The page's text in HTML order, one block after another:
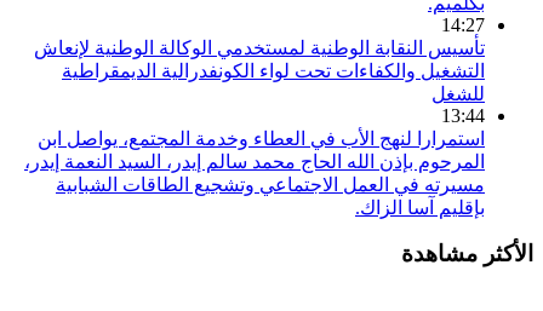
14:27
تأسيس النقابة الوطنية لمستخدمي الوكالة الوطنية لإنعاش
التشغيل والكفاءات تحت لواء الكونفدرالية الديمقراطية
للشغل
13:44
استمرارا لنهج الأب في العطاء وخدمة المجتمع، يواصل ابن
المرحوم بإذن الله الحاج محمد سالم إيدر، السيد النعمة إيدر،
مسيرته في العمل الاجتماعي وتشجيع الطاقات الشبابية
بإقليم آسا الزاك.
الأكثر مشاهدة